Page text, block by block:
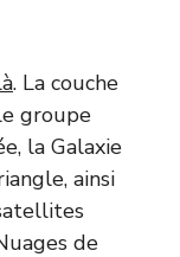
. La couche
groupe
la Galaxie
ainsi
​​de